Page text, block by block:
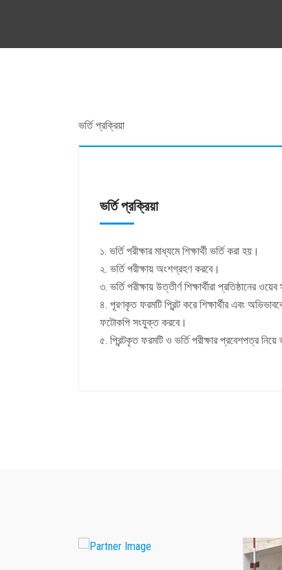
ভর্তি প্রক্রিয়া
ভর্তি প্রক্রিয়া
১. ভর্তি পরীক্ষার মাধ্যমে শিক্ষার্থী ভর্তি করা হয়।
২. ভর্তি পরীক্ষায় অংশগ্রহণ করবে।
৩. ভর্তি পরীক্ষায় উত্তীর্ণ শিক্ষার্থীরা প্রতিষ্ঠানের
৪. পূরণকৃত ফরমটি প্রিন্ট করে শিক্ষার্থীর এবং
ফটোকপি সংযুক্ত করবে।
৫. প্রিন্টকৃত ফরমটি ও ভর্তি পরীক্ষার প্রবেশপত্র